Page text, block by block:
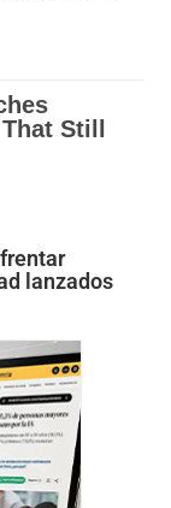
lanzados